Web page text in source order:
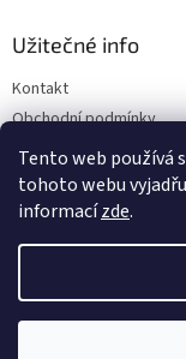
Tento web používá
tohoto webu
informacízde.
Užitečné info
Kontakt
Obchodní podmínky
Ochrana osobních údajů
Copyright 2026